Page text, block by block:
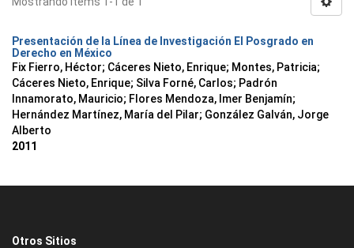
Presentación de la Línea de Investigación El Posgrado en
Derecho en México
Fix Fierro, Héctor; Cáceres Nieto, Enrique; Montes, Patricia;
Cáceres Nieto, Enrique; Silva Forné, Carlos; Padrón
Innamorato, Mauricio; Flores Mendoza, Imer Benjamín;
Hernández Martínez, María del Pilar; González Galván, Jorge
Alberto
2011
Otros Sitios